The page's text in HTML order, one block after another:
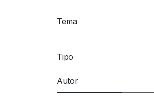
Tema
Tipo
Autor